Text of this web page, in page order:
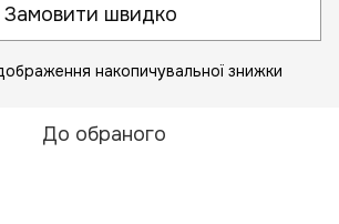
Замовити швидко
накопичувальної знижки
До обраного